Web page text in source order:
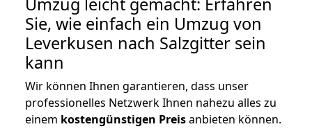
Sie, wie einfach ein Umzug von
Leverkusen nach Salzgitter sein
kann
Wir können Ihnen garantieren, dass unser
professionelles Netzwerk Ihnen nahezu alles zu
einem kostengünstigen Preisanbieten können.